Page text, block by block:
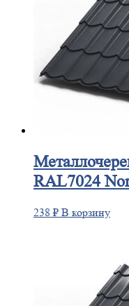
RAL7024
238 ₽ В корзину